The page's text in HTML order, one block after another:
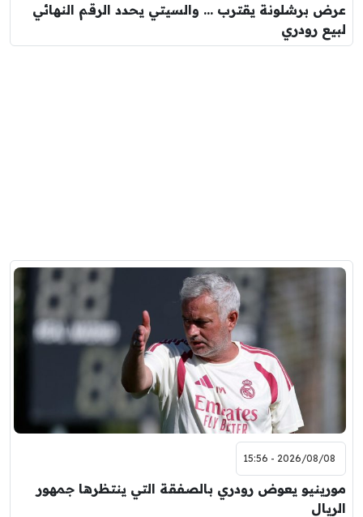
عرض برشلونة يقترب … والسيتي يحدد الرقم النهائي
لبيع رودري
2026/08/08 - 15:56
مورينيو يعوض رودري بالصفقة التي ينتظرها جمهور
الريال